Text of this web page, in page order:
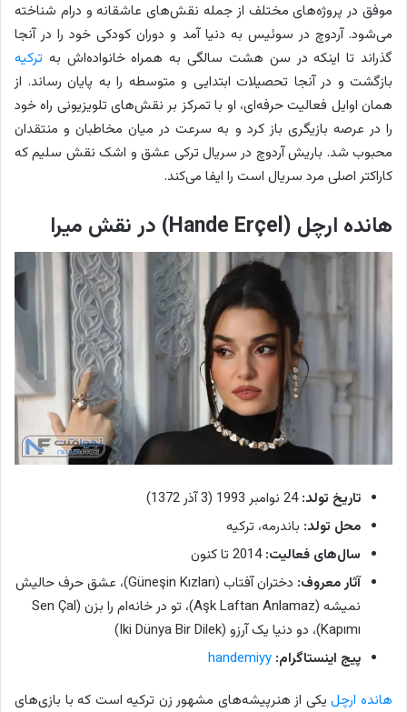
موفق در پروژه‌های مختلف از جمله نقش‌های عاشقانه و درام شناخته
می‌شود. آردوچ در سوئیس به دنیا آمد و دوران کودکی خود را در آنجا
گذراند تا اینکه در سن هشت سالگی به همراه خانواده‌اش به ترکیه
بازگشت و در آنجا تحصیلات ابتدایی و متوسطه را به پایان رساند. از
همان اوایل فعالیت حرفه‌ای، او با تمرکز بر نقش‌های تلویزیونی راه خود
را در عرصه بازیگری باز کرد و به سرعت در میان مخاطبان و منتقدان
محبوب شد. باریش آردوچ در سریال ترکی عشق و اشک نقش سلیم که
کاراکتر اصلی مرد سریال است را ایفا می‌کند.
هانده ارچل (Hande Erçel) در نقش میرا
تاریخ تولد:24 نوامبر 1993 (3 آذر 1372)
محل تولد: باندرمه، ترکیه
سال‌های فعالیت:2014 تا کنون
آثار معروف:
دختران آفتاب (Güneşin Kızları)، عشق حرف حالیش
نمیشه (Aşk Laftan Anlamaz)، تو در خانه‌ام را بزن (Sen Çal
Kapımı)، دو دنیا یک آرزو (Iki Dünya Bir Dilek)
پیج اینستاگرام: handemiyy
هانده ارچلیکی از هنرپیشه‌های مشهور زن ترکیه است که با بازی‌های